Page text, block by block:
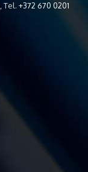
Tel. +372 670 0201